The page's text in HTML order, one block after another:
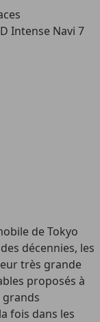
Intense Navi 7
de Tokyo
décennies, les
très grande
proposés à
fois dans les